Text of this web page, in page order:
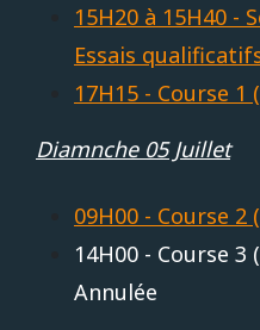
15H20 à 15H40 -
Essais
17H15 - Course
Diamnche 05 Juillet
09H00 - Course
14H00 - Course
Annulée